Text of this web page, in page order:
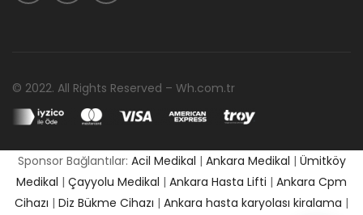
© 2022. All Rights Reserved – Wh.com.tr
Sponsor Bağlantılar: Acil Medikal | Ankara Medikal | Ümitköy
Medikal | Çayyolu Medikal | Ankara Hasta Lifti | Ankara Cpm
Cihazı | Diz Bükme Cihazı | Ankara hasta karyolası kiralama |